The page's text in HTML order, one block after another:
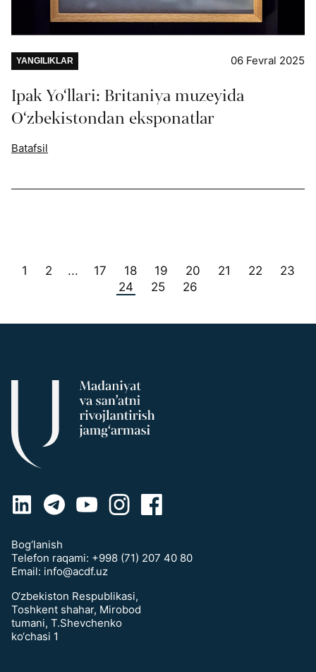
YANGILIKLAR 06 Fevral 2025
Ipak Yo‘llari: Britaniya muzeyida
O‘zbekistondan eksponatlar
Batafsil
1 2 ... 17 18 19 20 21 22
23
24
25 26
Bog‘lanish
Telefon raqami: +998 (71) 207 40 80
Email: info@acdf.uz
O‘zbekiston Respublikasi,
Toshkent shahar, Mirobod
tumani, T.Shevchenko
ko‘chasi 1